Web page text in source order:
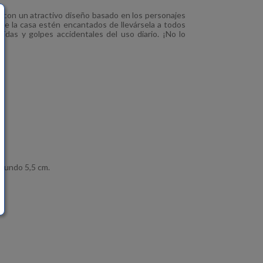
un atractivo diseño basado en los personajes
la casa estén encantados de llevársela a todos
y golpes accidentales del uso diario. ¡No lo
5,5 cm.